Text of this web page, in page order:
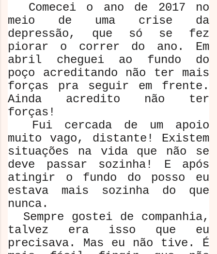
Comecei o ano de 2017 no
meio de uma crise da
depressão, que só se fez
piorar o correr do ano. Em
abril cheguei ao fundo do
poço acreditando não ter mais
forças pra seguir em frente.
Ainda acredito não ter
forças!
Fui cercada de um apoio
muito vago, distante! Existem
situações na vida que não se
deve passar sozinha! E após
atingir o fundo do posso eu
estava mais sozinha do que
nunca.
Sempre gostei de companhia,
talvez era isso que eu
precisava. Mas eu não tive. É